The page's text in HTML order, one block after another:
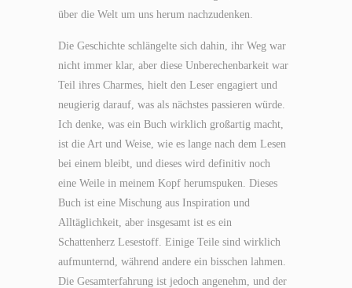
über die Welt um uns herum nachzudenken.
Die Geschichte schlängelte sich dahin, ihr Weg war
nicht immer klar, aber diese Unberechenbarkeit war
Teil ihres Charmes, hielt den Leser engagiert und
neugierig darauf, was als nächstes passieren würde.
Ich denke, was ein Buch wirklich großartig macht,
ist die Art und Weise, wie es lange nach dem Lesen
bei einem bleibt, und dieses wird definitiv noch
eine Weile in meinem Kopf herumspuken. Dieses
Buch ist eine Mischung aus Inspiration und
Alltäglichkeit, aber insgesamt ist es ein
Schattenherz Lesestoff. Einige Teile sind wirklich
aufmunternd, während andere ein bisschen lahmen.
Die Gesamterfahrung ist jedoch angenehm, und der